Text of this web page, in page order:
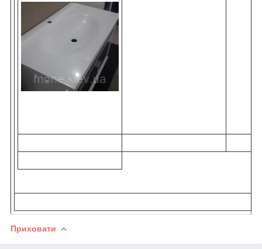
Приховати